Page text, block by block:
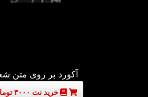
آکورد بر روی متن شعر
خرید نت ۳۰۰۰ تومان